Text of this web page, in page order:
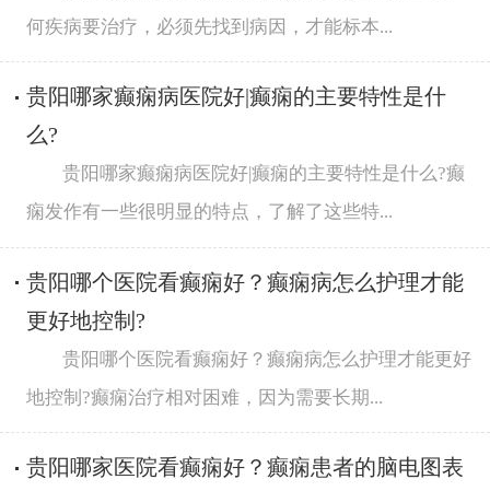
何疾病要治疗，必须先找到病因，才能标本...
贵阳哪家癫痫病医院好|癫痫的主要特性是什
么?
贵阳哪家癫痫病医院好|癫痫的主要特性是什么?癫
痫发作有一些很明显的特点，了解了这些特...
贵阳哪个医院看癫痫好？癫痫病怎么护理才能
更好地控制?
贵阳哪个医院看癫痫好？癫痫病怎么护理才能更好
地控制?癫痫治疗相对困难，因为需要长期...
贵阳哪家医院看癫痫好？癫痫患者的脑电图表